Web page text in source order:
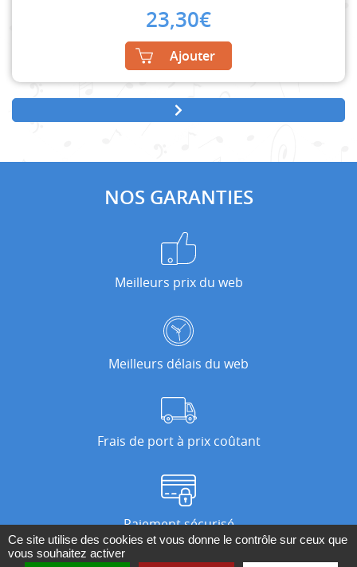
23,30€
Ajouter
NOS GARANTIES
Meilleurs prix du web
Meilleurs délais du web
Frais de port à prix coûtant
Paiement sécurisé
Ce site utilise des cookies et vous donne le contrôle sur ceux que
vous souhaitez activer